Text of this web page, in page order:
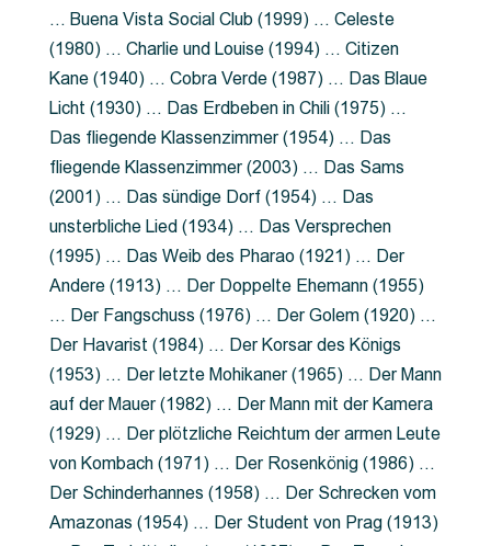
… Buena Vista Social Club (1999) … Celeste
(1980) … Charlie und Louise (1994) … Citizen
Kane (1940) … Cobra Verde (1987) … Das Blaue
Licht (1930) … Das Erdbeben in Chili (1975) …
Das fliegende Klassenzimmer (1954) … Das
fliegende Klassenzimmer (2003) … Das Sams
(2001) … Das sündige Dorf (1954) … Das
unsterbliche Lied (1934) … Das Versprechen
(1995) … Das Weib des Pharao (1921) … Der
Andere (1913) … Der Doppelte Ehemann (1955)
… Der Fangschuss (1976) … Der Golem (1920) …
Der Havarist (1984) … Der Korsar des Königs
(1953) … Der letzte Mohikaner (1965) … Der Mann
auf der Mauer (1982) … Der Mann mit der Kamera
(1929) … Der plötzliche Reichtum der armen Leute
von Kombach (1971) … Der Rosenkönig (1986) …
Der Schinderhannes (1958) … Der Schrecken vom
Amazonas (1954) … Der Student von Prag (1913)